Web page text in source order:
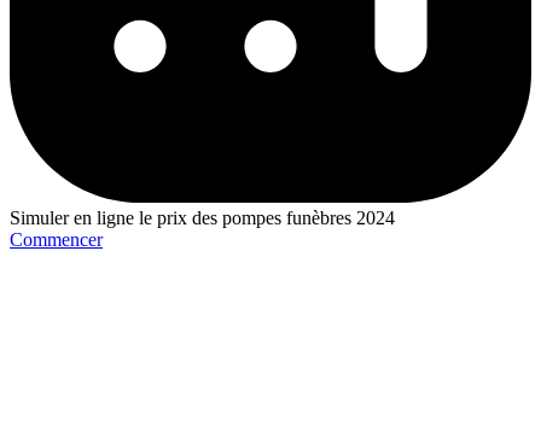
Simuler en ligne le prix des pompes funèbres 2024
Commencer